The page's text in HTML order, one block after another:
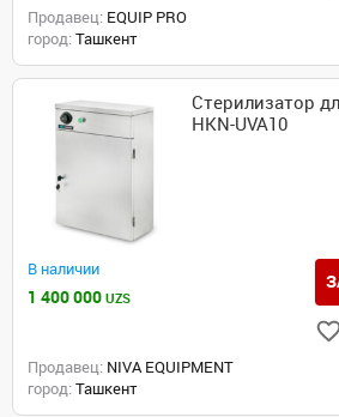
Продавец: EQUIP PRO
город: Ташкент
Стерилизатор
HKN-UVA10
В наличии
1 400 000 UZS
Продавец: NIVA EQUIPMENT
город: Ташкент